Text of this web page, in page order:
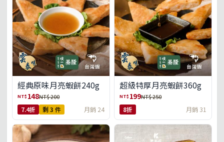
經典原味月亮蝦餅240g
NT$ 148NT$ 200
7.4折 剩 3 件 月銷 24
超級特厚月亮蝦餅360g
NT$ 199NT$ 250
8折 月銷 31